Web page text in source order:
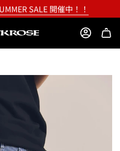
SALE 開催中！！
ACCOUNT